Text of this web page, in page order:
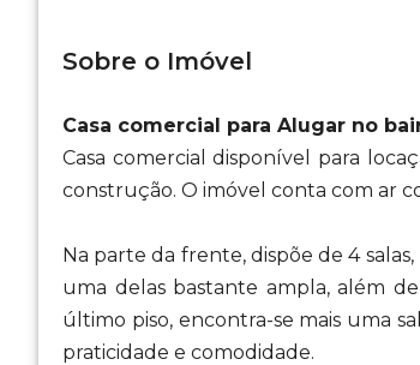
Sobre o Imóvel
Casa comercial para Alugar no
Casa comercial disponível para
construção. O imóvel conta com ar
Na parte da frente, dispõe de 4
uma delas bastante ampla, além
último piso, encontra-se mais uma
praticidade e comodidade.